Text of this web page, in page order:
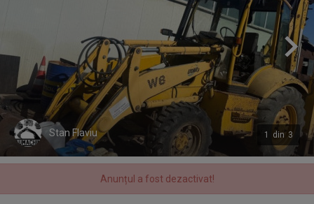
1 din 3
Anunțul a fost dezactivat!
Stan Flaviu